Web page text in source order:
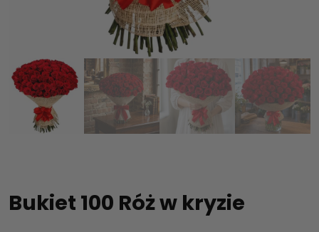
Bukiet 100 Róż w kryzie